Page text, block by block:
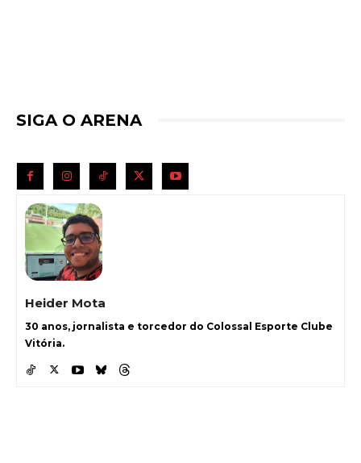
SIGA O ARENA
Heider Mota
30 anos, jornalista e torcedor do Colossal Esporte Clube
Vitória.